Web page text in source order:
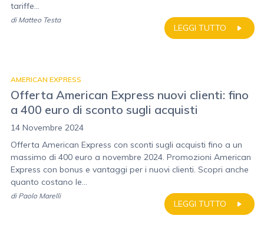
tariffe...
LEGGI TUTTO
di Matteo Testa
AMERICAN EXPRESS
Offerta American Express nuovi clienti: fino
a 400 euro di sconto sugli acquisti
14 Novembre 2024
Offerta American Express con sconti sugli acquisti fino a un
massimo di 400 euro a novembre 2024. Promozioni American
Express con bonus e vantaggi per i nuovi clienti. Scopri anche
quanto costano le...
LEGGI TUTTO
di Paolo Marelli